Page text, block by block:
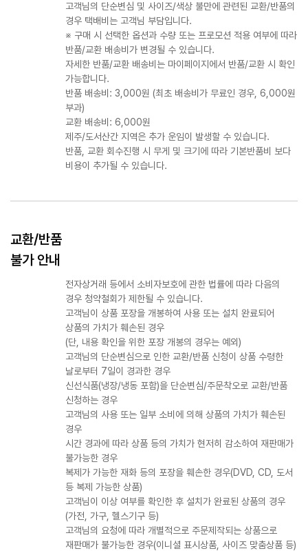
고객님의 단순변심 및 사이즈/색상 불만에 관련된 교환/반품의
경우 택배비는 고객님 부담입니다.
※ 구매 시 선택한 옵션과 수량 또는 프로모션 적용 여부에 따라
반품/교환 배송비가 변경될 수 있습니다.
자세한 반품/교환 배송비는 마이페이지에서 반품/교환 시 확인
가능합니다.
반품 배송비: 3,000원 (최초 배송비가 무료인 경우, 6,000원
부과)
교환 배송비: 6,000원
제주/도서산간 지역은 추가 운임이 발생할 수 있습니다.
반품, 교환 회수진행 시 무게 및 크기에 따라 기본반품비 보다
비용이 추가될 수 있습니다.
교환/반품
불가 안내
전자상거래 등에서 소비자보호에 관한 법률에 따라 다음의
경우 청약철회가 제한될 수 있습니다.
고객님이 상품 포장을 개봉하여 사용 또는 설치 완료되어
상품의 가치가 훼손된 경우
(단, 내용 확인을 위한 포장 개봉의 경우는 예외)
고객님의 단순변심으로 인한 교환/반품 신청이 상품 수령한
날로부터 7일이 경과한 경우
신선식품(냉장/냉동 포함)을 단순변심/주문착오로 교환/반품
신청하는 경우
고객님의 사용 또는 일부 소비에 의해 상품의 가치가 훼손된
경우
시간 경과에 따라 상품 등의 가치가 현저히 감소하여 재판매가
불가능한 경우
복제가 가능한 재화 등의 포장을 훼손한 경우(DVD, CD, 도서
등 복제 가능한 상품)
고객님이 이상 여부를 확인한 후 설치가 완료된 상품의 경우
(가전, 가구, 헬스기구 등)
고객님의 요청에 따라 개별적으로 주문제작되는 상품으로
재판매가 불가능한 경우(이니셜 표시상품, 사이즈 맞춤상품 등)